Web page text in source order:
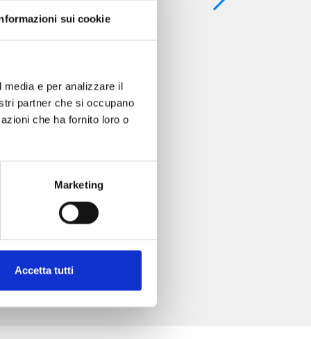
sui cookie
e per analizzare il
partner che si occupano
che ha fornito loro o
Marketing
Accetta tutti
4